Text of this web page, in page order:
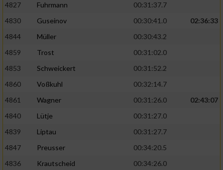
4827
Fuhrmann
00:31:37.7
4830
Guseinov 00:30:41.0
02:36:33
4844
Müller
00:30:43.2
4859
Trost
00:31:02.0
4853
Schweickert
00:31:52.2
4860
Voßkuhl
00:32:14.7
4861
Wagner 00:31:26.0
02:43:07
4840
Lütje
00:31:27.0
4839
Liptau
00:31:27.7
4847
Preusser
00:34:20.5
4836
Krautscheid
00:34:26.0